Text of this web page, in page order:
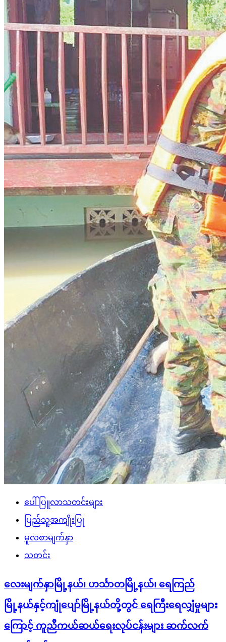
ပေါ်ပြူလာသတင်းများ
ပြည်သူ့အကျိုးပြု
မူလစာမျက်နှာ
သတင်း
လေးမျက်နှာမြို့နယ်၊ ဟင်္သာတမြို့နယ်၊ ရေကြည်
မြို့နယ်နှင့်ကျုံပျော်မြို့နယ်တို့တွင် ရေကြီးရေလျှံမှုများ
ကြောင့် ကူညီကယ်ဆယ်ရေးလုပ်ငန်းများ ဆက်လက်